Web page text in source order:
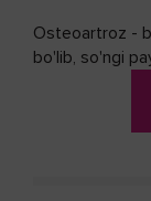
Osteoartroz -
bo'lib, so'ngi